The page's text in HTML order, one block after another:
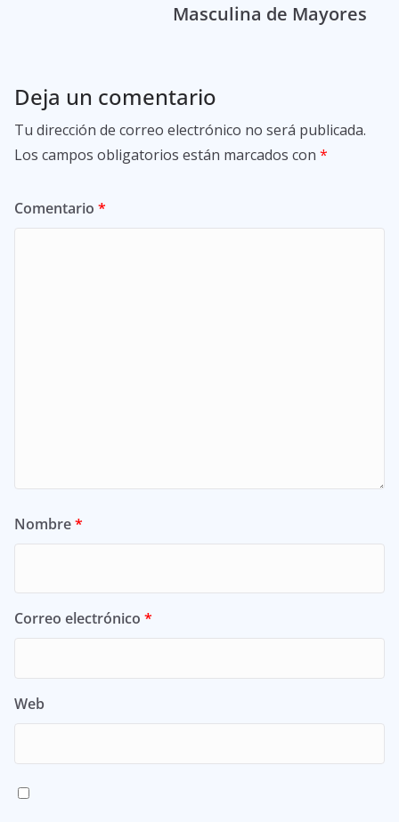
Masculina de Mayores
Deja un comentario
Tu dirección de correo electrónico no será publicada.
Los campos obligatorios están marcados con *
Comentario *
Nombre*
Correo electrónico *
Web